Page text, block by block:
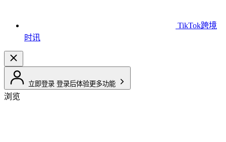
TikTok跨境
时讯
立即登录 登录后体验更多功能
浏览